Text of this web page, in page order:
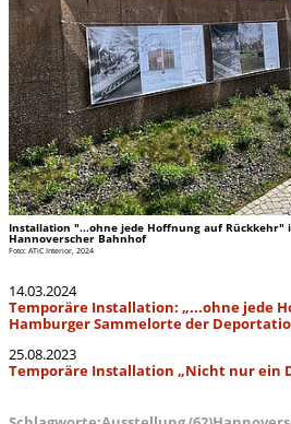
Installation "...ohne jede Hoffnung auf Rückkehr"
Hannoverscher Bahnhof
Foto: ATiC Interior, 2024
14.03.2024
Temporäre Installation: „...ohne jede
Hamburger Sammelorte der
25.08.2023
Temporäre Installation „Nicht nur ein